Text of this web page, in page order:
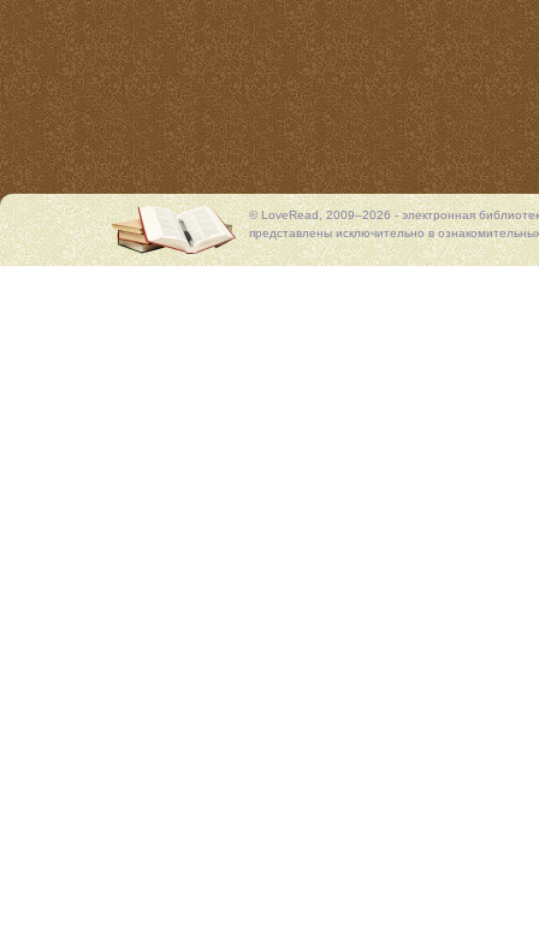
© LoveRead, 2009–2026 - электронная
представлены исключительно в